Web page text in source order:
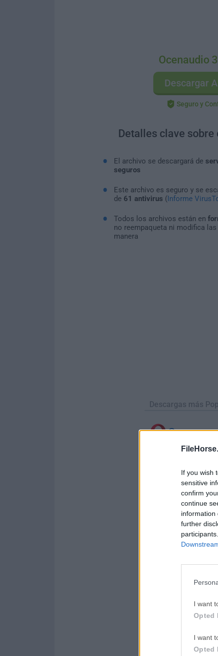
If you wish
sensitive
confirm
continue
information
further
I want
Opted
I want
Opted
Ocenaudio
Descargar
Seguro y
Detalles clave sobre
El archivo se descargará de
seguros
Este archivo es seguro y se
de 61 antivirus (Informe
Todos los archivos están en
no reempaqueta ni modifica
manera
Descargas más
Opera
Opera 134.0 Build 5954.46
WPS Office
AdGuard
AdGuard VPN for Mac
Acerca de
Ocenaudio para
software ideal
Ocen Framework,
aplicaciones de